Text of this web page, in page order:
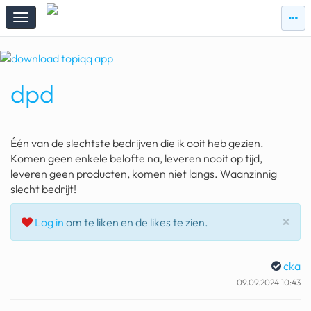
zie
topiqqs
zie
#vandaag
Topiqqs
ark van noach
pokemon kaarten
21.4 procent btw
dpd
Één van de slechtste bedrijven die ik ooit heb gezien.
Komen geen enkele belofte na, leveren nooit op tijd,
leveren geen producten, komen niet langs. Waanzinnig
slecht bedrijt!
×
Log in om te liken en de likes te zien.
cka
09.09.2024 10:43